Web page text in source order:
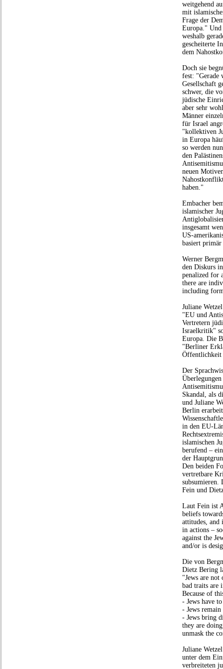
weitgehend
mit
Frage der
Europa." Und
weshalb
gescheiterte
dem
Doch sie
fest: "Gerade
Gesellschaft
schwer, die
jüdische
aber sehr
Männer
für Israel
"kollektiven
in Europa
so werden
den
neuen
haben."
Embacher
islamischer
insgesamt
US-
basiert
Werner
den Diskurs
penalized for
there are
including
Juliane
"EU und
Vertretern
Israelkritik"
Europa. Die
"Berliner
Öffentlichkeit
Der
Skandal, als
und Juliane
Berlin
in den EU-
islamischen
berufend –
der
Den beiden
vertretbare
subsumieren.
Fein und
Laut Fein ist
beliefs
attitudes, and
in actions –
against the
and/or is
Die von
Dietz Bering
"Jews are
bad traits are
Because of
- Jews have
- Jews
- Jews bring
they are
unmask the
Juliane
unter dem
verbreiteten